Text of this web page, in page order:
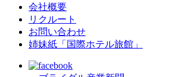
会社概要
リクルート
お問い合わせ
姉妹紙「国際ホテル旅館」